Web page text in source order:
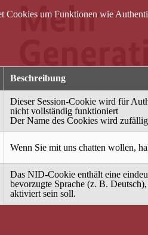
Cookies um Funktionen wie
Beschreibung
Dieser Session-Cookie wird für
nicht vollständig funktioniert
Der Name des Cookies wird
Wenn Sie mit uns chatten wollen,
Das NID-Cookie enthält eine
bevorzugte Sprache (z. B.
aktiviert sein soll.